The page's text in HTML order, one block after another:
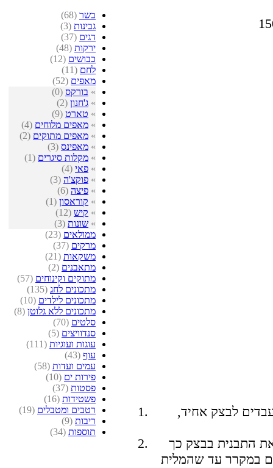
בשר (68)
גבינות (3)
דגים (37)
ירקות (48)
כבושים (12)
לחם (11)
מאפים (52)
» בורקס (0)
» ג'חנון (2)
» טארט (9)
» מאפים מלוחים (4)
» מאפים מתוקים (2)
» מאפינס (3)
» מקלות סיגרים (1)
» פאי (4)
» פוקצ'ה (3)
» פיצה (6)
» קוראסון (1)
» קיש (12)
» שונות (3)
ממולאים (23)
מרקים (37)
משקאות (21)
מתאבנים (2)
מתוקים וקינוחים (57)
מתכונים לחג (135)
מתכונים לילדים (10)
מתכונים ללא גלוטן (8)
סלטים (70)
סנדוויצים (5)
עוגות ועוגיות (111)
עוף (43)
עמים ועדות (58)
פירות ים (10)
פסטות (37)
פשטידות (16)
רטבים ומטבלים (19)
ריבות (9)
תוספות (34)
לבצק אחיד,
מרפדים את התבנית בבצק כך
במקרר עד שהמלית